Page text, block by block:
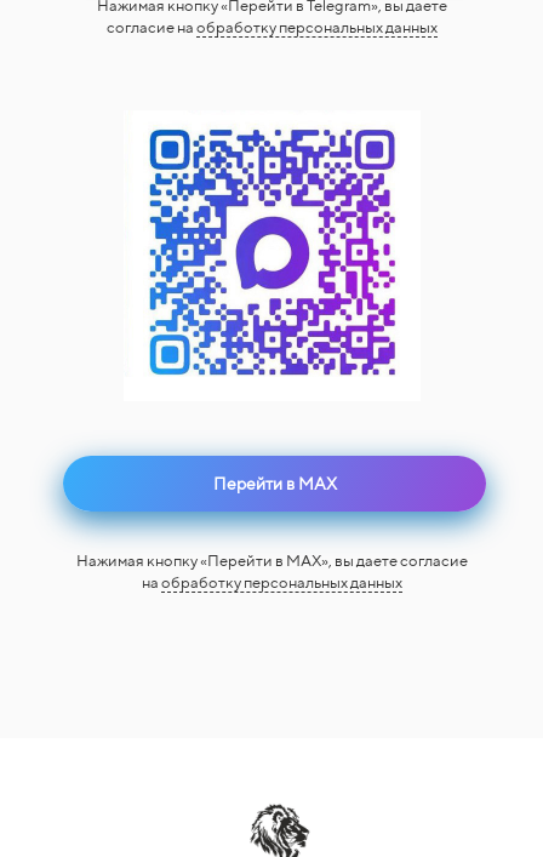
Нажимая кнопку «Перейти в Telegram», вы даете
согласие на обработку персональных данных
Перейти в MAX
Нажимая кнопку «Перейти в MAX», вы даете согласие
на обработку персональных данных